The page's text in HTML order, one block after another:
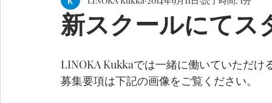
新スクールにてス
LINOKA Kukkaでは一緒に働いていただけ
募集要項は下記の画像をご覧ください。